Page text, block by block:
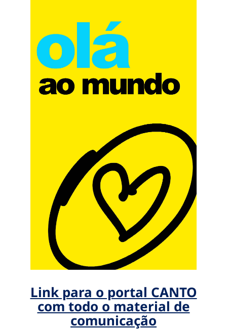
Link para o portal CANTO
com todo o material de
comunicação